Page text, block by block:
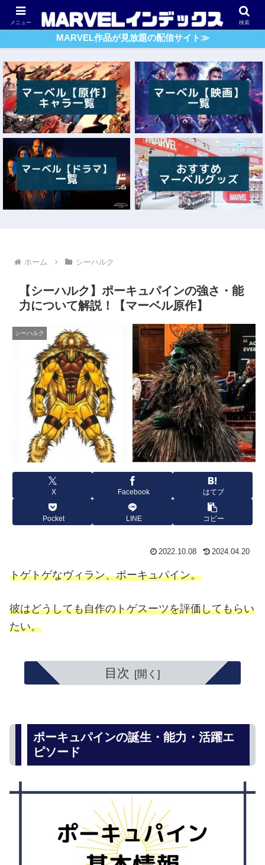
アベンジャーズ スパイダーマン ガーディアンズ・O・G
MARVEL作品が見放題の配信サイト≫
ホーム シーハルク
【シーハルク】ポーキュパインの強さ・能
力について解説！【マーベル原作】
シーハルク
X Facebook はてブ
Pocket LINE コピー
2022.10.08 2024.04.20
トゲトゲなヴィラン、ポーキュパイン。
彼はどうしても自作のトゲスーツを評価してもらい
たい。
目次
ポーキュパインの誕生・能力・活躍エ
ピソード
メニュー 検索